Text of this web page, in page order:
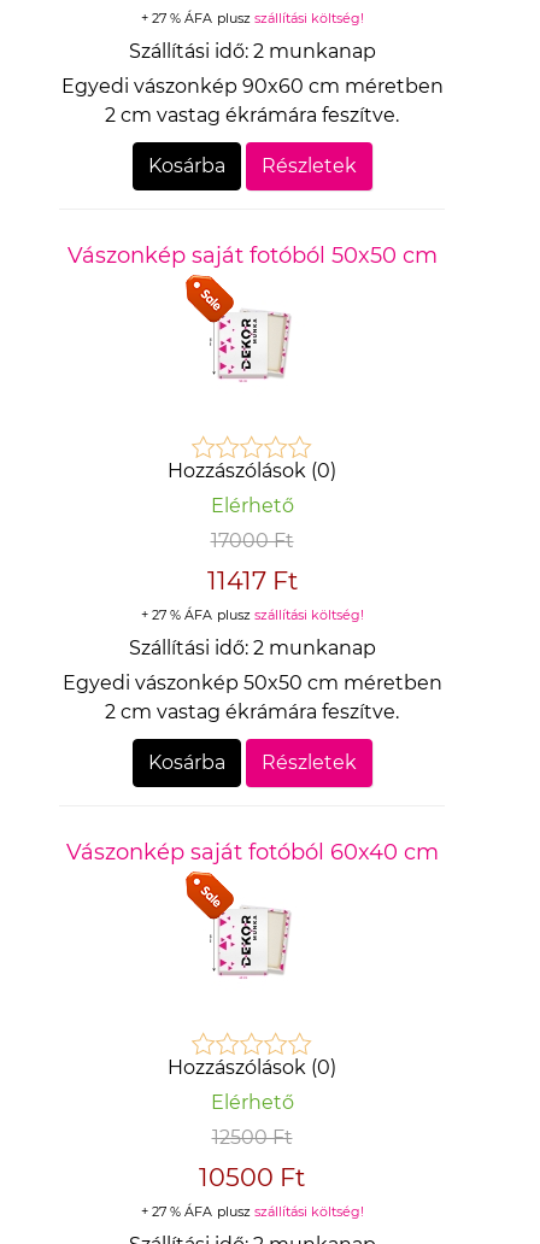
+ 27 % ÁFA plusz szállítási költség!
Szállítási idő: 2 munkanap
Egyedi vászonkép 90x60 cm méretben
2 cm vastag ékrámára feszítve.
Kosárba Részletek
Vászonkép saját fotóból 50x50 cm
Hozzászólások (0)
Elérhető
17000 Ft
11417 Ft
+ 27 % ÁFA plusz szállítási költség!
Szállítási idő: 2 munkanap
Egyedi vászonkép 50x50 cm méretben
2 cm vastag ékrámára feszítve.
Kosárba Részletek
Vászonkép saját fotóból 60x40 cm
Hozzászólások (0)
Elérhető
12500 Ft
10500 Ft
+ 27 % ÁFA plusz szállítási költség!